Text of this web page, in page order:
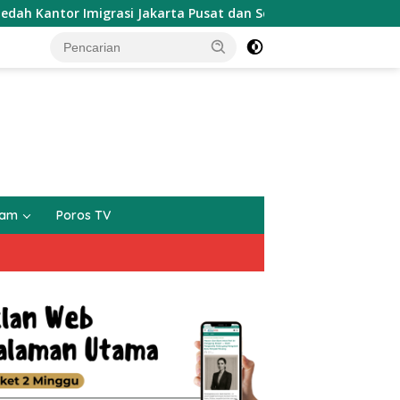
Jakarta Pusat dan Selatan Terkait Kasus Silmy Karim
Poros TV